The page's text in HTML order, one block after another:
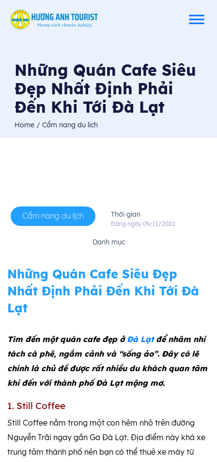
Những Quán Cafe Siêu
Đẹp Nhất Định Phải
Đến Khi Tới Đà Lạt
Home / Cẩm nang du lịch
Cẩm nang du lịch Thời gian
Đăng ngày 09/11/2022
Danh mục
Những Quán Cafe Siêu Đẹp
Nhất Định Phải Đến Khi Tới Đà
Lạt
Tìm đến một quán cafe đẹp ởĐà Lạtđể nhâm nhi
tách cà phê, ngắm cảnh và “sống ảo”. Đây có lẽ
chính là chủ đề được rất nhiều du khách quan tâm
khi đến với thành phố Đà Lạt mộng mơ.
1. Still Coffee
Still Coffee nằm trong một con hẻm nhỏ trên đường
Nguyễn Trãi ngay gần Ga Đà Lạt. Địa điểm này khá xe
trung tâm thành phố nên bạn có thể thuê xe máy từ